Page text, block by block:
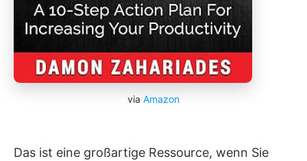
via Amazon
Das ist eine großartige Ressource, wenn Sie